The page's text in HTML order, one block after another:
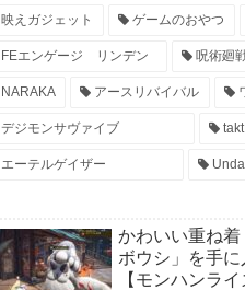
映えガジェット ゲームのおやつ
FEエンゲージ リンデン 呪術廻
NARAKA アースリバイバル
デジモンサヴァイブ takt
エーテルゲイザー
かわいい重ね着
ボウシ」を手に
【モンハンラ